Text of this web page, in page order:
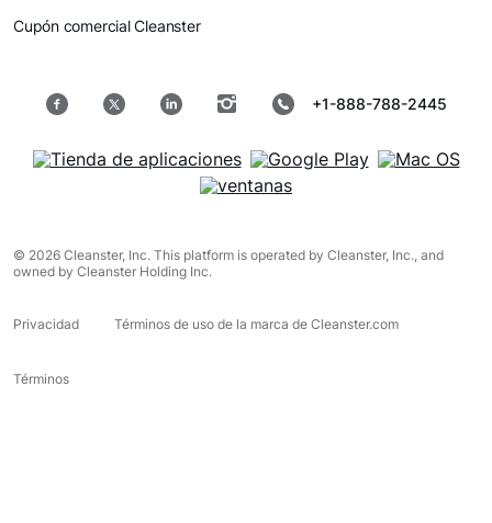
Cupón comercial Cleanster
+1-888-788-2445
© 2026 Cleanster, Inc. This platform is operated by Cleanster, Inc., and
owned by Cleanster Holding Inc.
Privacidad Términos de uso de la marca de Cleanster.com
Términos